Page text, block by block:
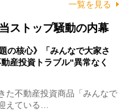
一覧を見る
ストップ騒動の内幕
の核心》「みんなで大家さ
産投資トラブル“異常なく
た不動産投資商品「みんなで
えている…